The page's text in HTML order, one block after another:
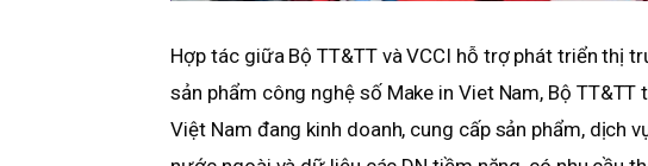
Hợp tác giữa Bộ TT&TT và VCCI hỗ trợ phát triển thị
sản phẩm công nghệ số Make in Viet Nam, Bộ
Việt Nam đang kinh doanh, cung cấp sản phẩm, dịch